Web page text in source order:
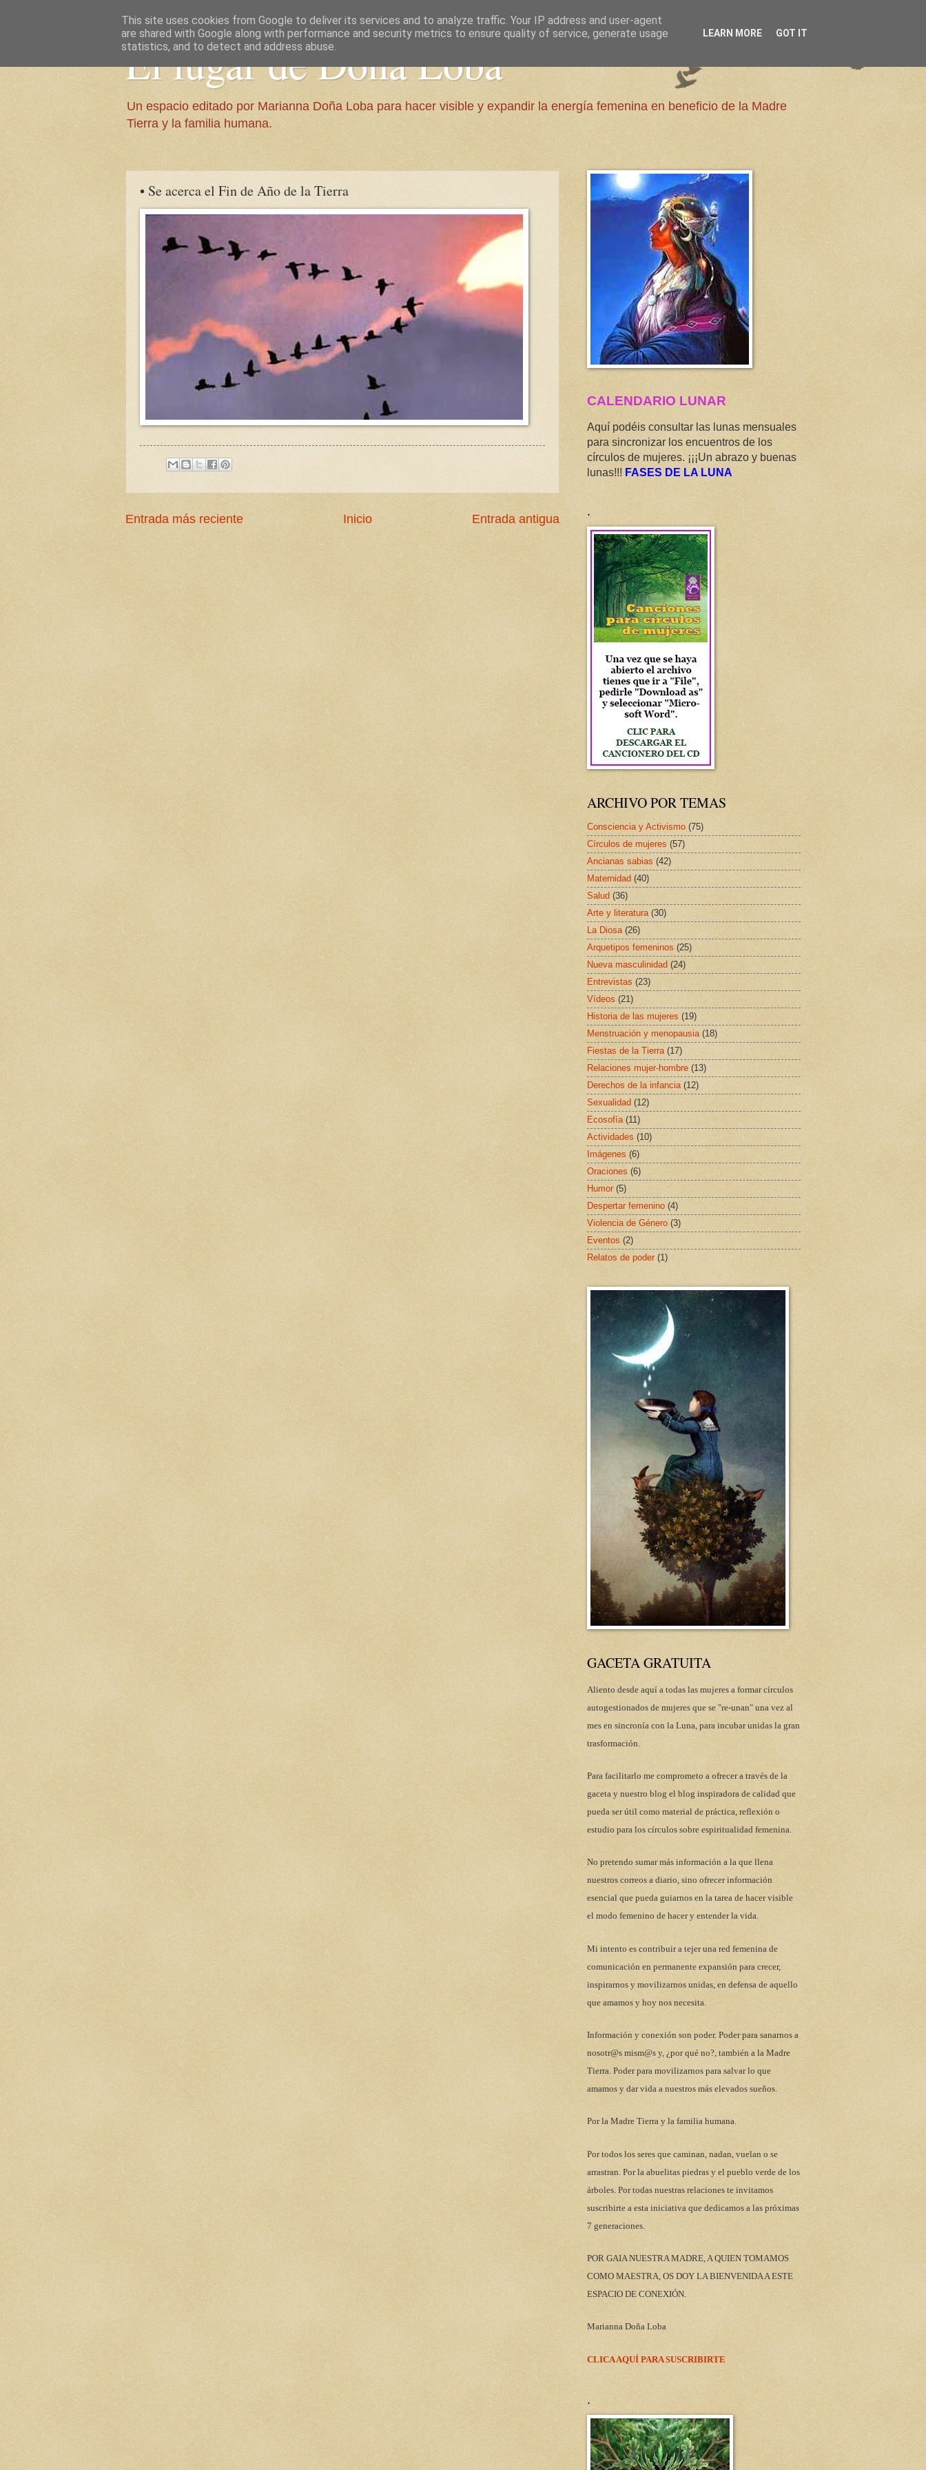
El lugar de Doña Loba
Un espacio editado por Marianna Doña Loba para hacer visible y expandir la energía femenina en beneficio de la Madre
Tierra y la familia humana.
• Se acerca el Fin de Año de la Tierra
Entrada más reciente Entrada antigua
Inicio
CALENDARIO LUNAR
Aquí podéis consultar las lunas mensuales
para sincronizar los encuentros de los
círculos de mujeres. ¡¡¡Un abrazo y buenas
lunas!!! FASES DE LA LUNA
.
ARCHIVO POR TEMAS
Consciencia y Activismo (75)
Círculos de mujeres (57)
Ancianas sabias (42)
Maternidad (40)
Salud (36)
Arte y literatura (30)
La Diosa (26)
Arquetipos femeninos (25)
Nueva masculinidad (24)
Entrevistas (23)
Vídeos (21)
Historia de las mujeres (19)
Menstruación y menopausia (18)
Fiestas de la Tierra (17)
Relaciones mujer-hombre (13)
Derechos de la infancia (12)
Sexualidad (12)
Ecosofía (11)
Actividades (10)
Imágenes (6)
Oraciones (6)
Humor (5)
Despertar femenino (4)
Violencia de Género (3)
Eventos (2)
Relatos de poder (1)
GACETA GRATUITA
Aliento desde aquí a todas las mujeres a formar círculos
autogestionados de mujeres que se "re-unan" una vez al
mes en sincronía con la Luna, para incubar unidas la gran
trasformación.
Para facilitarlo me comprometo a ofrecer a través de la
gaceta y nuestro blog el blog inspiradora de calidad que
pueda ser útil como material de práctica, reflexión o
estudio para los círculos sobre espiritualidad femenina.
No pretendo sumar más información a la que llena
nuestros correos a diario, sino ofrecer información
esencial que pueda guiarnos en la tarea de hacer visible
el modo femenino de hacer y entender la vida.
Mi intento es contribuir a tejer una red femenina de
comunicación en permanente expansión para crecer,
inspirarnos y movilizarnos unidas, en defensa de aquello
que amamos y hoy nos necesita.
Información y conexión son poder. Poder para sanarnos a
nosotr@s mism@s y, ¿por qué no?, también a la Madre
Tierra. Poder para movilizarnos para salvar lo que
amamos y dar vida a nuestros más elevados sueños.
Por la Madre Tierra y la familia humana.
Por todos los seres que caminan, nadan, vuelan o se
arrastran. Por la abuelitas piedras y el pueblo verde de los
árboles. Por todas nuestras relaciones te invitamos
suscribirte a esta iniciativa que dedicamos a las próximas
7 generaciones.
POR GAIA NUESTRA MADRE, A QUIEN TOMAMOS
COMO MAESTRA, OS DOY LA BIENVENIDA A ESTE
ESPACIO DE CONEXIÓN.
Marianna Doña Loba
CLICA AQUÍ PARA SUSCRIBIRTE
.
This site uses cookies from Google to deliver its services and to analyze traffic. Your IP address and user-agent
are shared with Google along with performance and security metrics to ensure quality of service, generate usage
statistics, and to detect and address abuse.
LEARN MORE GOT IT